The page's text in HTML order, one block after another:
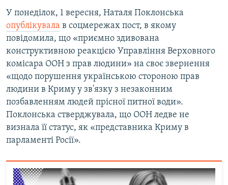
У понеділок, 1 вересня, Наталя Поклонська
опублікувала в соцмережах пост, в якому
повідомила, що «приємно здивована
конструктивною реакцією Управління Верховного
комісара ООН з прав людини» на своє звернення
«щодо порушення українською стороною прав
людини в Криму у зв'язку з незаконним
позбавленням людей прісної питної води».
Поклонська стверджувала, що ООН ледве не
визнала її статус, як «представника Криму в
парламенті Росії».